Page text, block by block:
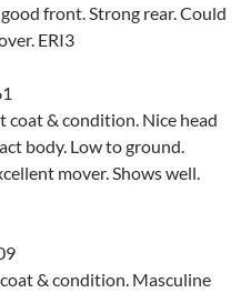
front. Strong rear. Could
ERI3
coat & condition. Nice head
body. Low to ground.
mover. Shows well.
& condition. Masculine